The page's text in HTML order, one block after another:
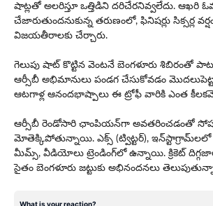
షాట్లతో అలరిస్తూ ఒత్తిడిని దరిచేరనివ్వలేదు. ఆఖరి
చేజారుతుందనుకున్న తరుణంలో, ఫినిషర్లు సిక్సర్ల
విజయతీరాలకు చేర్చారు.
గెలుపు షాట్ కొట్టిన వెంటనే బెంగళూరు శిబిరంతో
ఆర్సీబీ అభిమానులు పండగ చేసుకోవడం
ఆటగాళ్ల ఆనందభాష్పాలు ఈ ట్రోఫీ వారికి ఎంత
ఆర్సీబీ రెండోసారి ఛాంపియన్‌గా అవతరించడంతో
మోతెక్కిపోతున్నాయి. ఎక్స్ (ట్విట్టర్),
మీమ్స్, వీడియోలు ట్రెండింగ్‌లో ఉన్నాయి. క్రికెట్
సైతం బెంగళూరు జట్టుకు అభినందనలు